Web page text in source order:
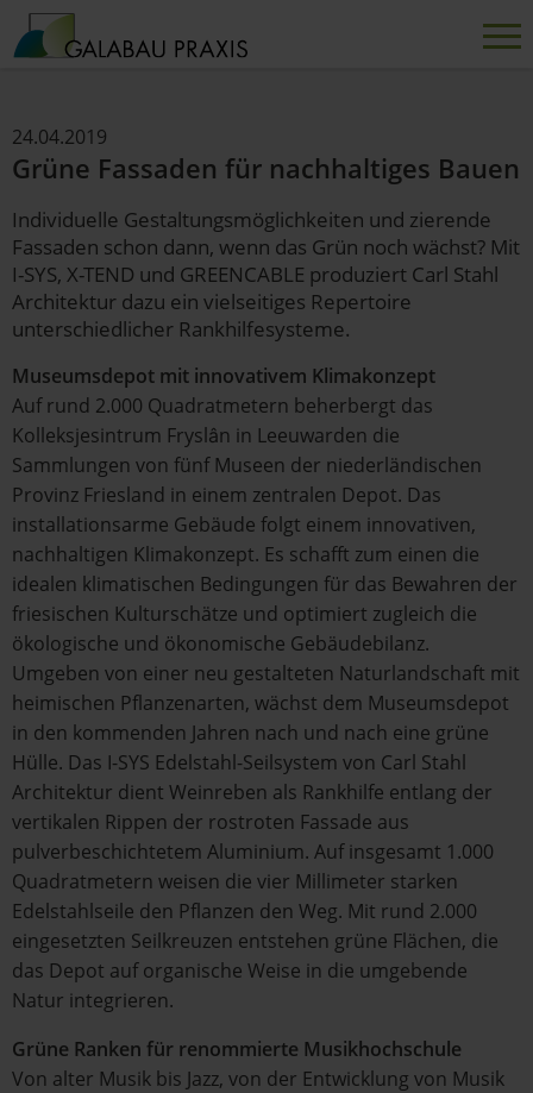
24.04.2019
Grüne Fassaden für nachhaltiges Bauen
Individuelle Gestaltungsmöglichkeiten und zierende
Fassaden schon dann, wenn das Grün noch wächst? Mit
I-SYS, X-TEND und GREENCABLE produziert Carl Stahl
Architektur dazu ein vielseitiges Repertoire
unterschiedlicher Rankhilfesysteme.
Museumsdepot mit innovativem Klimakonzept
Auf rund 2.000 Quadratmetern beherbergt das
Kolleksjesintrum Fryslân in Leeuwarden die
Sammlungen von fünf Museen der niederländischen
Provinz Friesland in einem zentralen Depot. Das
installationsarme Gebäude folgt einem innovativen,
nachhaltigen Klimakonzept. Es schafft zum einen die
idealen klimatischen Bedingungen für das Bewahren der
friesischen Kulturschätze und optimiert zugleich die
ökologische und ökonomische Gebäudebilanz.
Umgeben von einer neu gestalteten Naturlandschaft mit
heimischen Pflanzenarten, wächst dem Museumsdepot
in den kommenden Jahren nach und nach eine grüne
Hülle. Das I-SYS Edelstahl-Seilsystem von Carl Stahl
Architektur dient Weinreben als Rankhilfe entlang der
vertikalen Rippen der rostroten Fassade aus
pulverbeschichtetem Aluminium. Auf insgesamt 1.000
Quadratmetern weisen die vier Millimeter starken
Edelstahlseile den Pflanzen den Weg. Mit rund 2.000
eingesetzten Seilkreuzen entstehen grüne Flächen, die
das Depot auf organische Weise in die umgebende
Natur integrieren.
Grüne Ranken für renommierte Musikhochschule
Von alter Musik bis Jazz, von der Entwicklung von Musik